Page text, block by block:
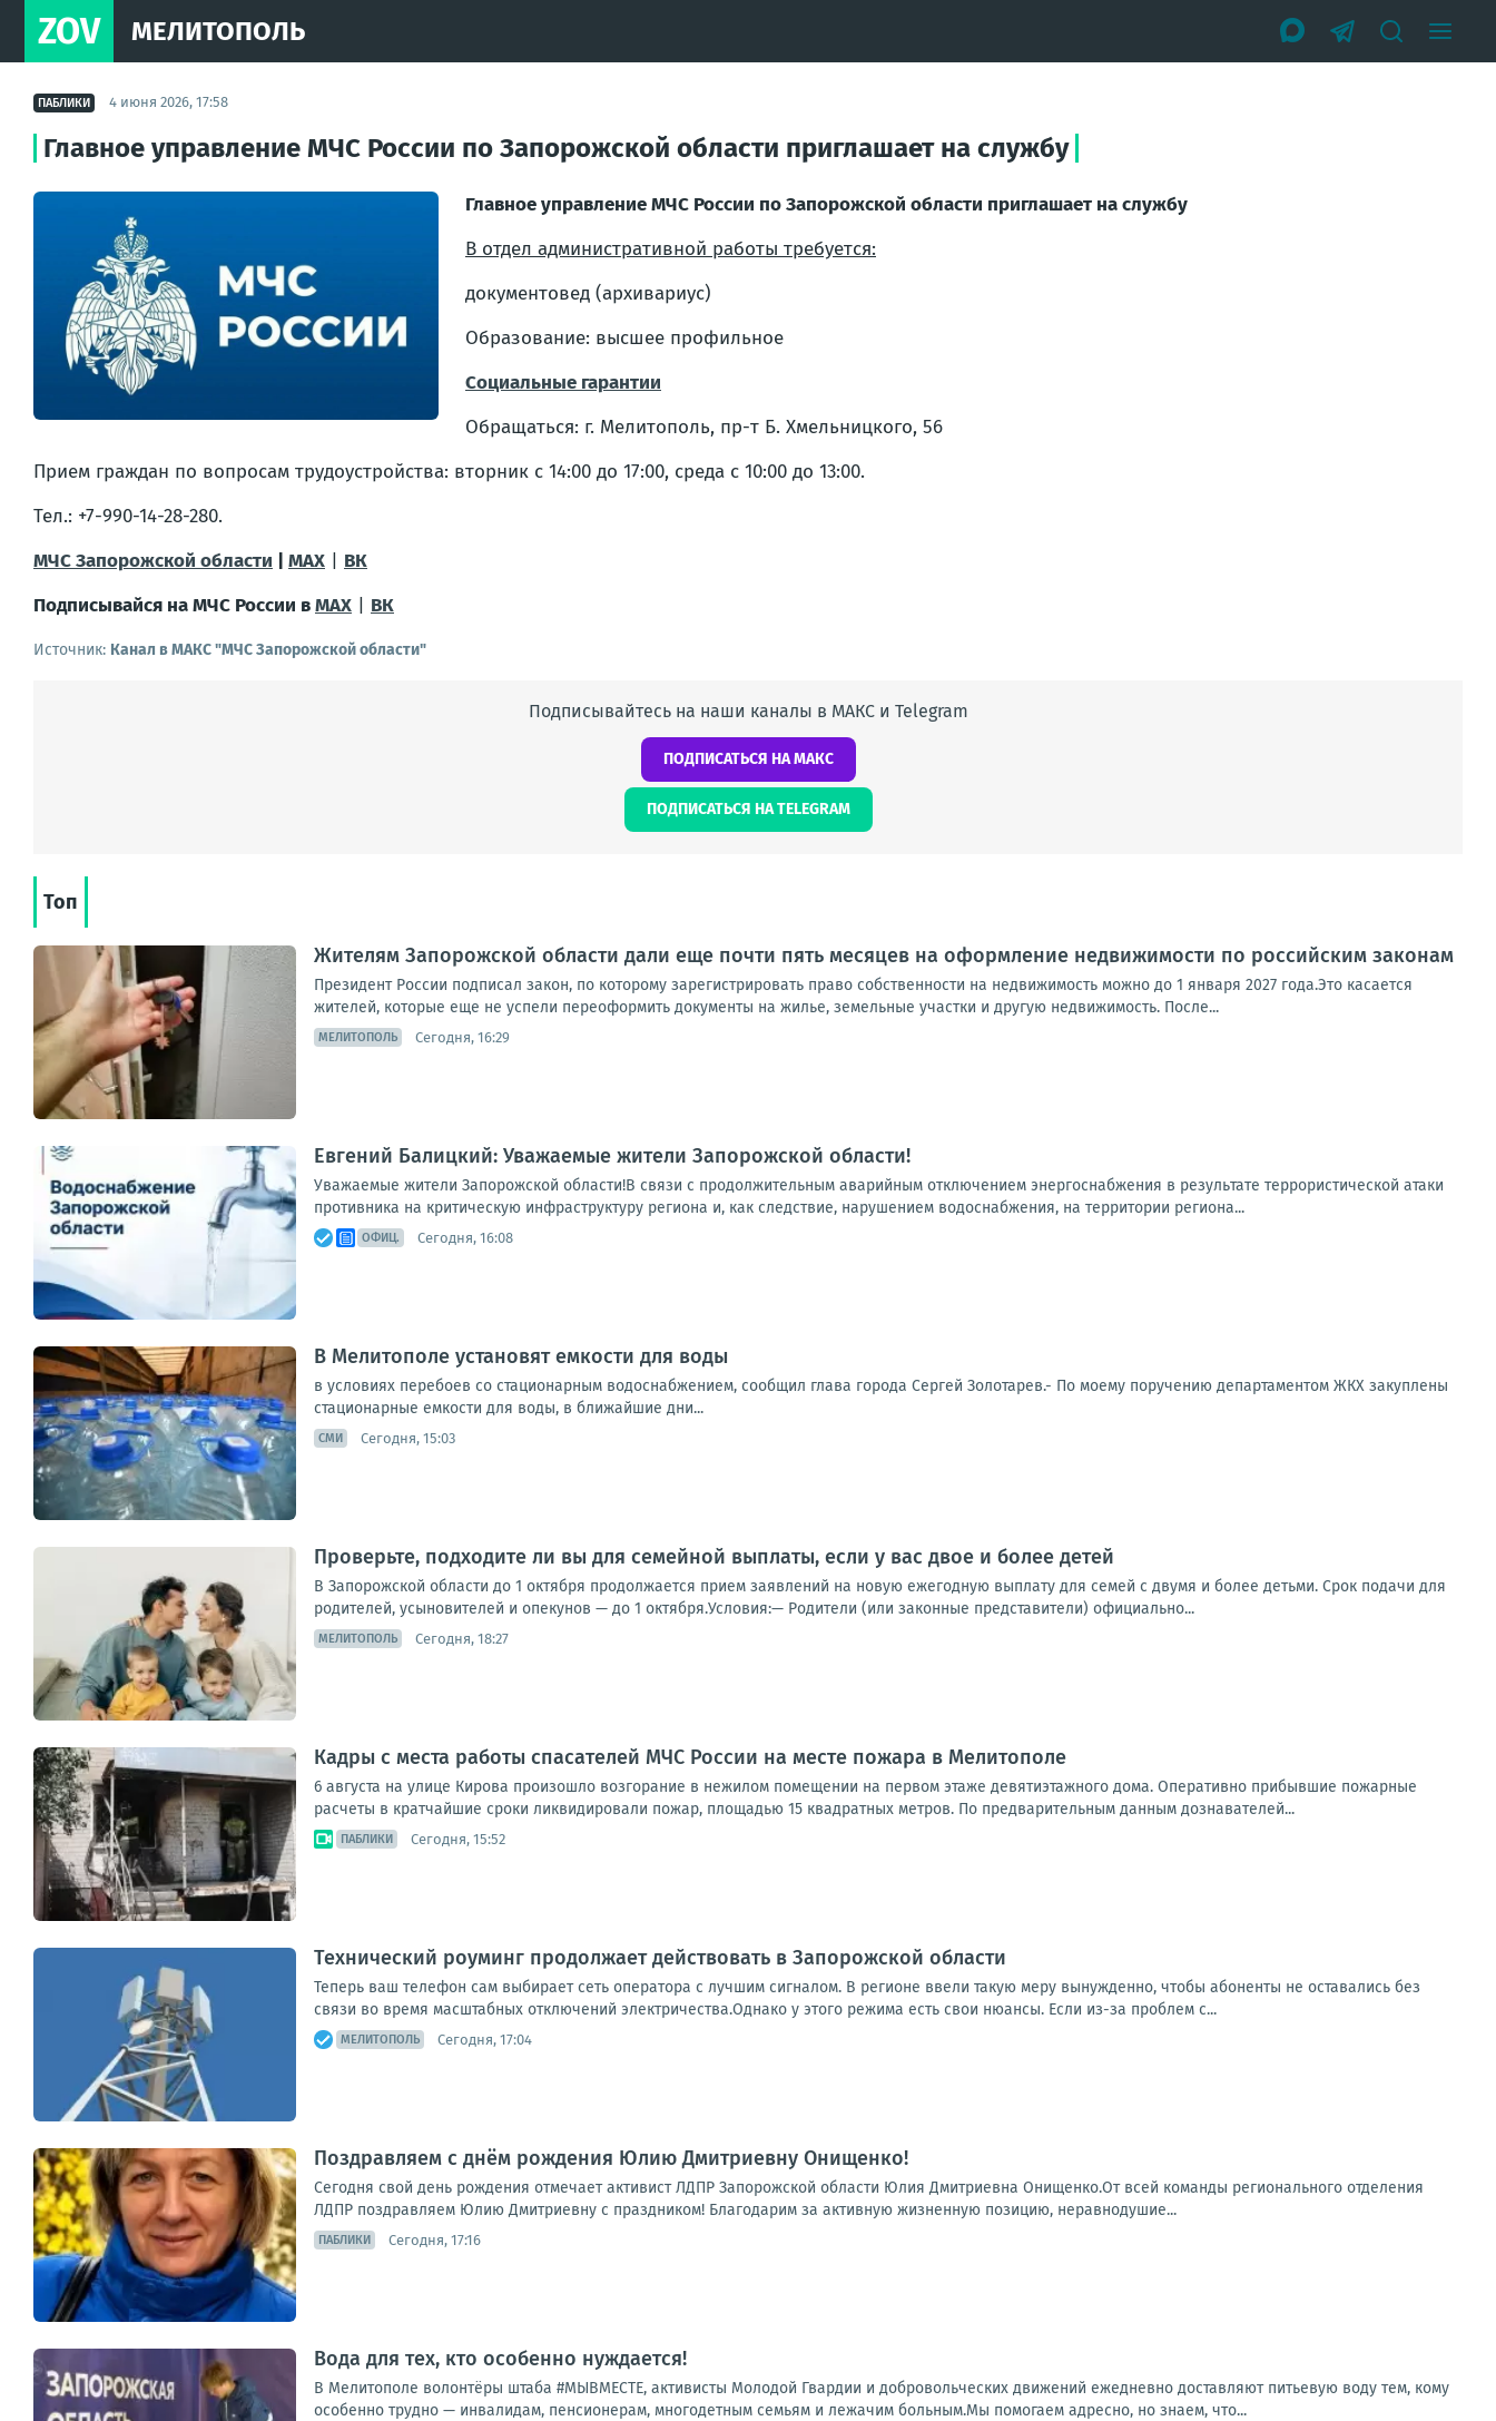
ZOV МЕЛИТОПОЛЬ
ПАБЛИКИ 4 июня 2026, 17:58
Главное управление МЧС России по Запорожской области приглашает на службу
Главное управление МЧС России по Запорожской области приглашает на службу
В отдел административной работы требуется:
документовед (архивариус)
Образование: высшее профильное
Социальные гарантии
Обращаться: г. Мелитополь, пр-т Б. Хмельницкого, 56
Прием граждан по вопросам трудоустройства: вторник с 14:00 до 17:00, среда с 10:00 до 13:00.
Тел.: +7-990-14-28-280.
МЧС Запорожской области
MAX
ВК
Подписывайся на МЧС России вMAX ВК
Источник: Канал в МАКС "МЧС Запорожской области"
Подписывайтесь на наши каналы в МАКС и Telegram
ПОДПИСАТЬСЯ НА МАКС
ПОДПИСАТЬСЯ НА TELEGRAM
Топ
Жителям Запорожской области дали еще почти пять месяцев на оформление недвижимости по российским законам
Президент России подписал закон, по которому зарегистрировать право собственности на недвижимость можно до 1 января 2027 года.Это касается
жителей, которые еще не успели переоформить документы на жилье, земельные участки и другую недвижимость. После...
МЕЛИТОПОЛЬ Сегодня, 16:29
Евгений Балицкий: Уважаемые жители Запорожской области!
Уважаемые жители Запорожской области!В связи с продолжительным аварийным отключением энергоснабжения в результате террористической атаки
противника на критическую инфраструктуру региона и, как следствие, нарушением водоснабжения, на территории региона...
ОФИЦ. Сегодня, 16:08
В Мелитополе установят емкости для воды
в условиях перебоев со стационарным водоснабжением, сообщил глава города Сергей Золотарев.- По моему поручению департаментом ЖКХ закуплены
стационарные емкости для воды, в ближайшие дни...
СМИ Сегодня, 15:03
Проверьте, подходите ли вы для семейной выплаты, если у вас двое и более детей
В Запорожской области до 1 октября продолжается прием заявлений на новую ежегодную выплату для семей с двумя и более детьми. Срок подачи для
родителей, усыновителей и опекунов — до 1 октября.Условия:— Родители (или законные представители) официально...
МЕЛИТОПОЛЬ Сегодня, 18:27
Кадры с места работы спасателей МЧС России на месте пожара в Мелитополе
6 августа на улице Кирова произошло возгорание в нежилом помещении на первом этаже девятиэтажного дома. Оперативно прибывшие пожарные
расчеты в кратчайшие сроки ликвидировали пожар, площадью 15 квадратных метров. По предварительным данным дознавателей...
ПАБЛИКИ Сегодня, 15:52
Технический роуминг продолжает действовать в Запорожской области
Теперь ваш телефон сам выбирает сеть оператора с лучшим сигналом. В регионе ввели такую меру вынужденно, чтобы абоненты не оставались без
связи во время масштабных отключений электричества.Однако у этого режима есть свои нюансы. Если из-за проблем с...
МЕЛИТОПОЛЬ Сегодня, 17:04
Поздравляем с днём рождения Юлию Дмитриевну Онищенко!
Сегодня свой день рождения отмечает активист ЛДПР Запорожской области Юлия Дмитриевна Онищенко.От всей команды регионального отделения
ЛДПР поздравляем Юлию Дмитриевну с праздником! Благодарим за активную жизненную позицию, неравнодушие...
ПАБЛИКИ Сегодня, 17:16
Вода для тех, кто особенно нуждается!
В Мелитополе волонтёры штаба #МЫВМЕСТЕ, активисты Молодой Гвардии и добровольческих движений ежедневно доставляют питьевую воду тем, кому
особенно трудно — инвалидам, пенсионерам, многодетным семьям и лежачим больным.Мы помогаем адресно, но знаем, что...